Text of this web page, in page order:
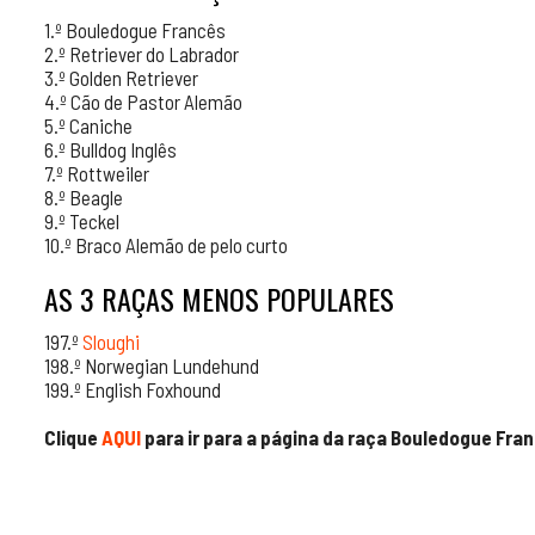
1.º Bouledogue Francês
2.º Retriever do Labrador
3.º Golden Retriever
4.º Cão de Pastor Alemão
5.º Caniche
6.º Bulldog Inglês
7.º Rottweiler
8.º Beagle
9.º Teckel
10.º Braco Alemão de pelo curto
AS 3 RAÇAS MENOS POPULARES
197.º Sloughi
198.º Norwegian Lundehund
199.º English Foxhound
Clique AQUI para ir para a página da raça Bouledogue